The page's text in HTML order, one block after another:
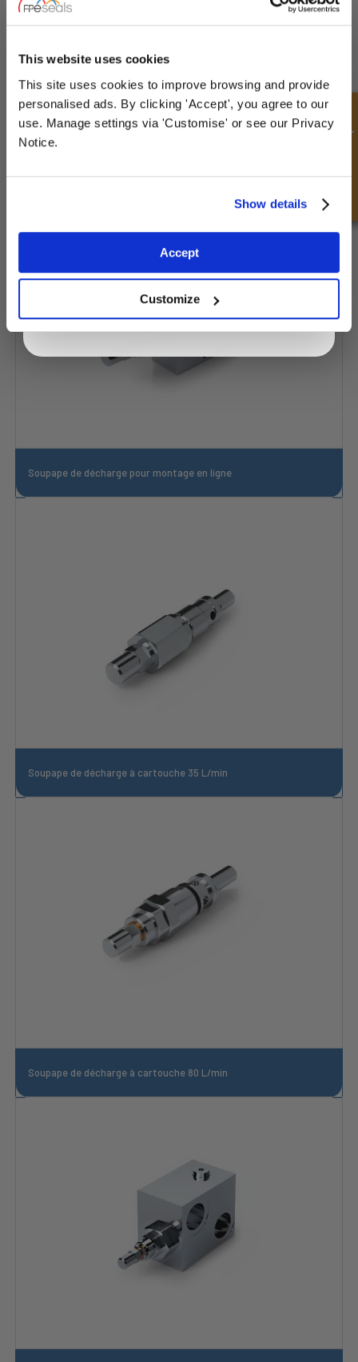
This website uses cookies
This site uses cookies to improve browsing and provide
personalised ads. By clicking 'Accept', you agree to our
use. Manage settings via 'Customise' or see our Privacy
Notice.
Show details
Accept
Customize
Soupape de décharge pour montage en ligne
Soupape de décharge à cartouche 35 L/min
Soupape de décharge à cartouche 80 L/min
Demande rapide
UNLOCK10% OFF
YOURFIRST ORDER
Sign up for special offers and exclusive
deals
By entering your email address you are agreeing to our
privacy policy.